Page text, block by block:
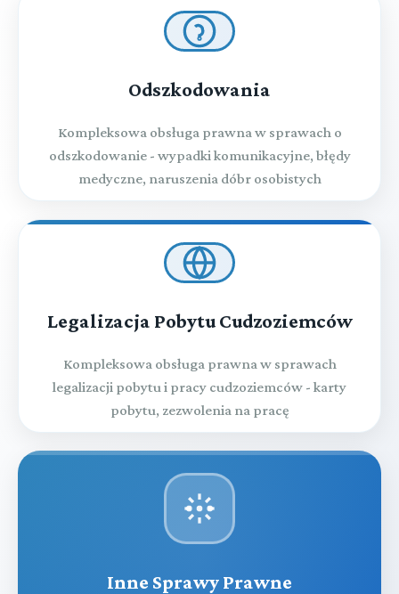
Odszkodowania
Kompleksowa obsługa prawna w sprawach o
odszkodowanie - wypadki komunikacyjne, błędy
medyczne, naruszenia dóbr osobistych
Legalizacja Pobytu Cudzoziemców
Kompleksowa obsługa prawna w sprawach
legalizacji pobytu i pracy cudzoziemców - karty
pobytu, zezwolenia na pracę
Inne Sprawy Prawne